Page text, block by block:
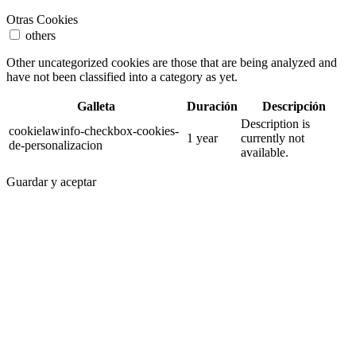
Otras Cookies
others
Other uncategorized cookies are those that are being analyzed and
have not been classified into a category as yet.
Galleta Duración
Descripción
cookielawinfo-checkbox-cookies-
de-personalizacion
1 year
Description is
currently not
available.
Guardar y aceptar